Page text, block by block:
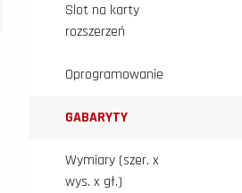
Slot na karty
rozszerzeń
Oprogramowanie
GABARYTY
Wymiary (szer. x
wys. x gł.)